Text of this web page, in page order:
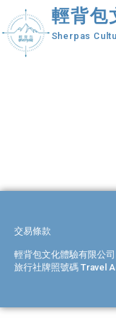
輕背包
Sherpas
交易條款
輕背包文化體驗有限公
旅行社牌照號碼 Travel